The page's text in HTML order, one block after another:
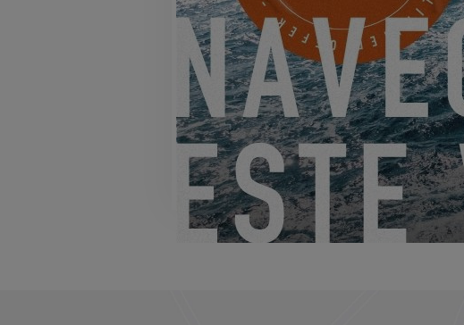
EXCESS 11